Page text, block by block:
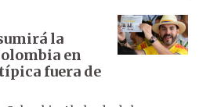
la
en
fuera de